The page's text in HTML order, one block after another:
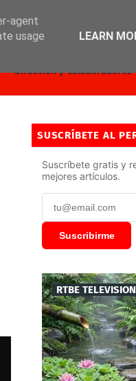
Dirección y Colaboradores
SUSCRÍBETE AL
Suscríbete gratis y
mejores artículos.
Suscribirme
RTBE TELEVISION
agent
usage
LEARN